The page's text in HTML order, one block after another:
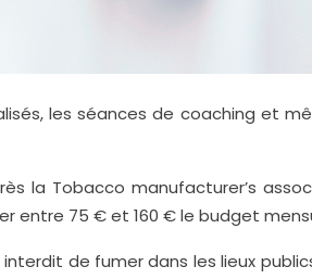
les séances de coaching et
la Tobacco manufacturer’s
entre 75 € et 160 € le budget
de fumer dans les lieux